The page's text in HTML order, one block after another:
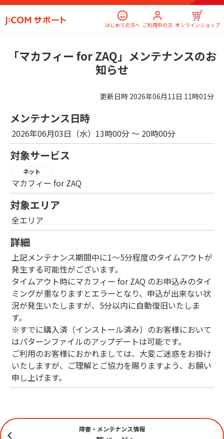
はじめての方へ ご利用中の方 オンラインショップ
「マカフィー for ZAQ」メンテナンスのお
知らせ
更新日時 2026年06月11日 11時01分
メンテナンス日時
2026年06月03日（水）13時00分 ～ 20時00分
対象サービス
ネット
マカフィー for ZAQ
対象エリア
全エリア
詳細
上記メンテナンス期間中に1～5分程度のタイムアウトが
発生する可能性がございます。
タイムアウト時にマカフィー for ZAQ のお申込みのタイ
ミングが重なりますとエラーとなり、申込が出来ない状
況が発生いたしますが、5分以内に自動復旧いたしま
す。
※すでに購入済（インストール済み）のお客様において
はパターンファイルのアップデートは可能です。
ご利用のお客様におかれましては、大変ご迷惑をお掛け
いたしますが、ご理解とご協力を賜りますよう、お願い
申し上げます。
障害・メンテナンス情報